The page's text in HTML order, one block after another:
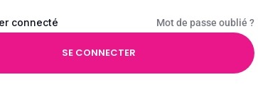
connecté Mot de passe oublié ?
SE CONNECTER